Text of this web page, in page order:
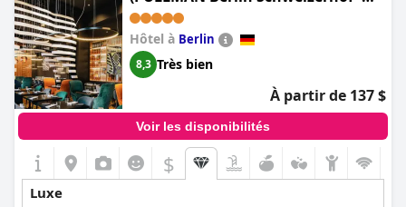
qualité-prix offert par l'hôtel a également été salué, beaucoup
suggérant que, même sans la prestigieuse marque Kempinski, le
Bristol Berlin offre toujours une expérience haut de gamme qui
vaut le prix d'entrée. Dans l'ensemble, les clients décrivent
l'Hotel Bristol Berlin (Bristol Berlin, Vignette Collection by IHG)
comme une destination incroyable et luxueuse pour les
voyageurs en quête de confort et de plaisir.
City Center, Zoo und
Kurfürstendamm)
Hôtel à Berlin
8,3 Très bien
À partir de 137 $
Voir les disponibilités
$
Luxe